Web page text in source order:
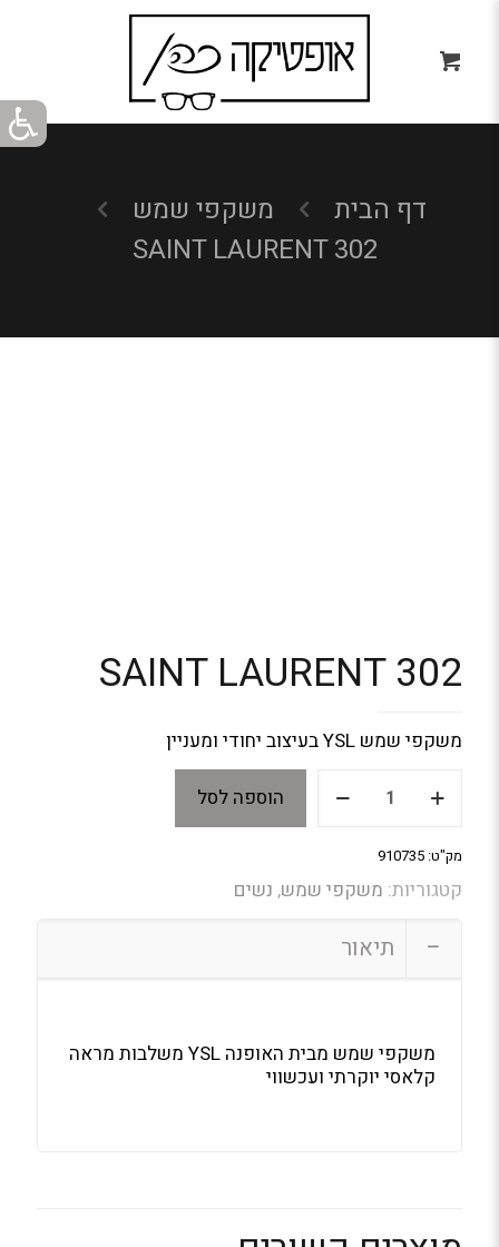
דף הבית
משקפי שמש
SAINT LAURENT 302
SAINT LAURENT 302
משקפי שמש YSL בעיצוב יחודי ומעניין
של
LAURENT
302
הוספה לסל
מק"ט: 910735
קטגוריות: משקפי שמש, נשים
תיאור
משקפי שמש מבית האופנה YSL משלבות מראה
קלאסי יוקרתי ועכשווי